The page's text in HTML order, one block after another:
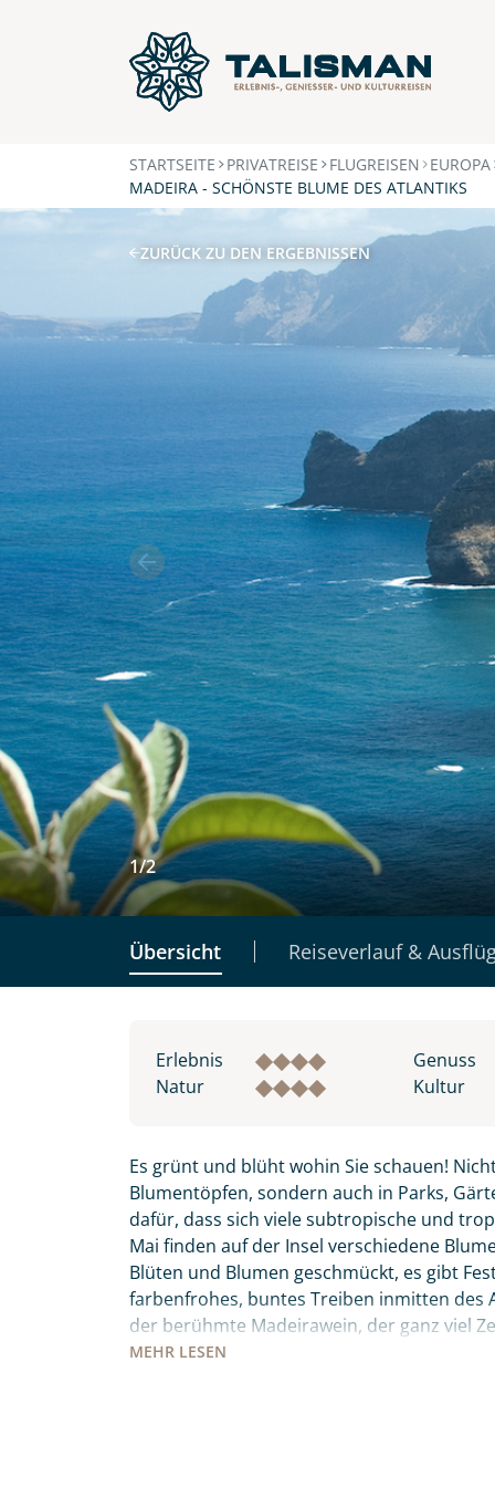
STARTSEITE PRIVATREISE FLUGREISEN EUROPA
MADEIRA - SCHÖNSTE BLUME DES ATLANTIKS
ZURÜCK ZU DEN ERGEBNISSEN
1/2
Übersicht Reiseverlauf &
Erlebnis Genuss
Natur
Kultur
MEHR LESEN
Es grünt und blüht wohin Sie schauen!
Blumentöpfen, sondern auch in Parks,
dafür, dass sich viele subtropische und
Mai finden auf der Insel verschiedene
Blüten und Blumen geschmückt, es gibt
farbenfrohes, buntes Treiben inmitten des
der berühmte Madeirawein, der ganz viel
wandeln. Der „Peixe Espada Preto“ –
Individuelle Anfrage
Herzlichen Dank für Ihre
mit. Wir prüfen die